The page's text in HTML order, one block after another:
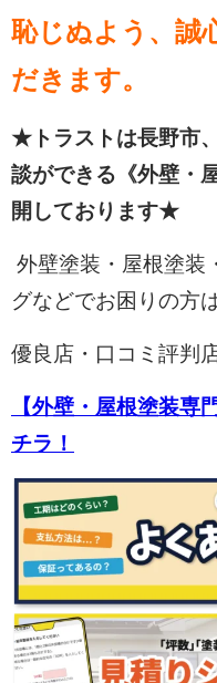
恥じぬよう、誠
だきます。
★トラストは長野市
談ができる《外壁・
開しております★
外壁塗装・屋根塗装
グなどでお困りの方
優良店・口コミ評判
【外壁・屋根塗装専
チラ！